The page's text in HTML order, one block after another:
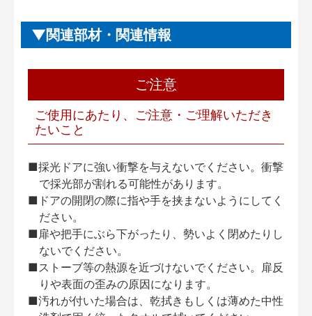
関連部材・関連情報
ご注意
ご使用にあたり、ご注意・ご理解いただき
たいこと
■採光ドアに強い衝撃を与えないでください。衝撃
で採光部が割れる可能性があります。
■ドアの開閉の際に指や手を挟まないようにしてく
ださい。
■扉や把手にぶら下がったり、勢いよく閉めたりし
ないでください。
■ストーブ等の熱源を近づけないでください。扉反
りや表面の歪みの原因になります。
■汚れが付いた場合は、乾拭きもしくは薄めた中性